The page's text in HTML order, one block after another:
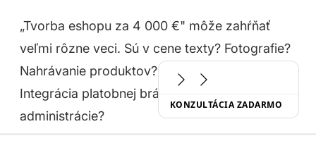
„Tvorba eshopu za 4 000 €" môže zahŕňať
veľmi rôzne veci. Sú v cene texty? Fotografie?
Nahrávanie produktov? SEO nastavenia?
Integrácia platobnej brány? Školenie
administrácie?
KONZULTÁCIA ZADARMO